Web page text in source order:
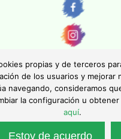
2026 | Todas las imágenes y
Queda totalmente prohibida su
Política de privacidad
Nacional de Asociaciones con el
propias y de terceros
de los usuarios y mejorar
navegando, consideramos
la configuración u
aquí.
Estoy de acuerdo